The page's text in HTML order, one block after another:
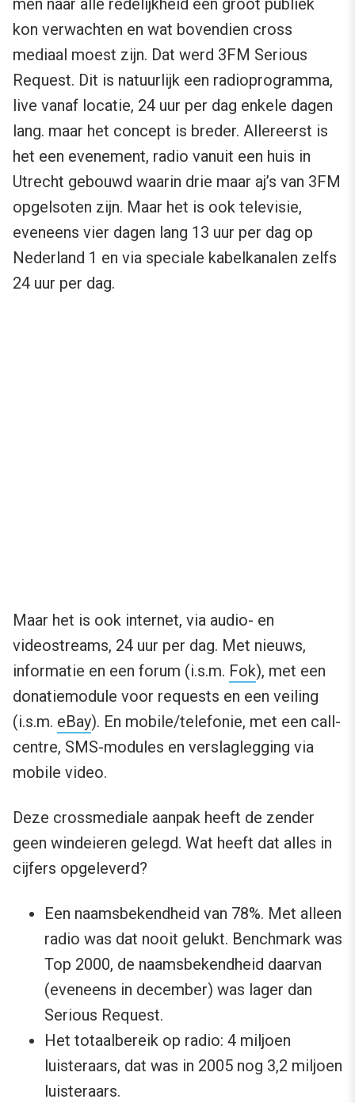
men naar alle redelijkheid een groot publiek
kon verwachten en wat bovendien cross
mediaal moest zijn. Dat werd 3FM Serious
Request. Dit is natuurlijk een radioprogramma,
live vanaf locatie, 24 uur per dag enkele dagen
lang. maar het concept is breder. Allereerst is
het een evenement, radio vanuit een huis in
Utrecht gebouwd waarin drie maar aj’s van 3FM
opgelsoten zijn. Maar het is ook televisie,
eveneens vier dagen lang 13 uur per dag op
Nederland 1 en via speciale kabelkanalen zelfs
24 uur per dag.
Maar het is ook internet, via audio- en
videostreams, 24 uur per dag. Met nieuws,
informatie en een forum (i.s.m. Fok), met een
donatiemodule voor requests en een veiling
(i.s.m. eBay). En mobile/telefonie, met een call-
centre, SMS-modules en verslaglegging via
mobile video.
Deze crossmediale aanpak heeft de zender
geen windeieren gelegd. Wat heeft dat alles in
cijfers opgeleverd?
Een naamsbekendheid van 78%. Met alleen
radio was dat nooit gelukt. Benchmark was
Top 2000, de naamsbekendheid daarvan
(eveneens in december) was lager dan
Serious Request.
Het totaalbereik op radio: 4 miljoen
luisteraars, dat was in 2005 nog 3,2 miljoen
luisteraars.